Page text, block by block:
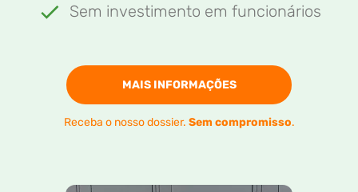
Sem investimento em funcionários
MAIS INFORMAÇÕES
Receba o nosso dossier. Sem compromisso.